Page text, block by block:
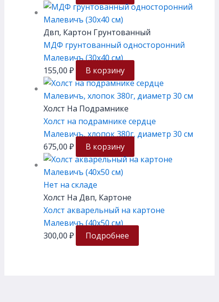
Двп, Картон Грунтованный
МДФ грунтованный односторонний
Малевичъ (30х40 см)
155,00 ₽ В корзину
Холст На Подрамнике
Холст на подрамнике сердце
Малевичъ, хлопок 380г, диаметр 30 см
675,00 ₽ В корзину
Нет на складе
Холст На Двп, Картоне
Холст акварельный на картоне
Малевичъ (40х50 см)
300,00 ₽ Подробнее